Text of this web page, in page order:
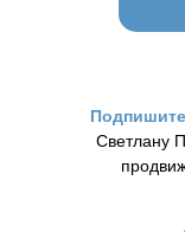
Светлану